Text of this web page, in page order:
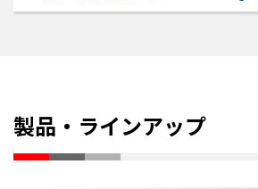
をあなたのそばにも
製品・ラインアップ